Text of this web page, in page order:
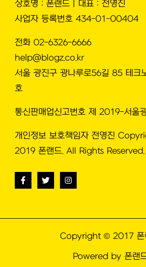
상호명 : 폰랜드 | 대표 : 전영진
사업자 등록번호 434-01-00404
전화 02-6326-6666
help@blogz.co.kr
서울 광진구 광나루로56길 85 테크
호
통신판매업신고번호 제 2019-서울
개인정보 보호책임자 전영진
2019 폰랜드. All Rights Reserved.
Copyright © 2017 폰
Powered by 폰랜